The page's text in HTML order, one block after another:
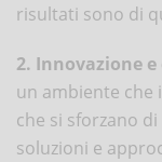
risultati sono di
2. Innovazione
un ambiente che
che si sforzano
soluzioni e